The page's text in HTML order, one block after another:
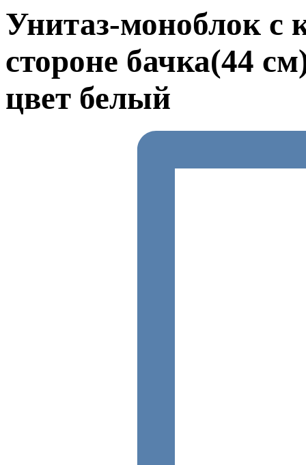
Унитаз-моноблок с
стороне бачка(44
цвет белый